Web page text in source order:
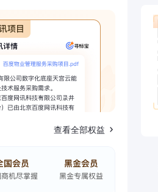
查看全部权益